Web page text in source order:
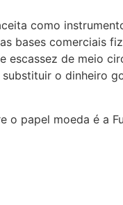
como
bases comerciais
escassez de meio
o dinheiro
o papel moeda é a